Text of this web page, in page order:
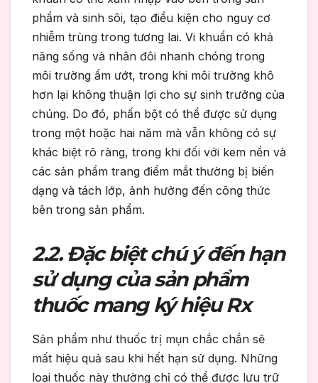
phẩm và sinh sôi, tạo điều kiện cho nguy cơ
nhiễm trùng trong tương lai. Vi khuẩn có khả
năng sống và nhân đôi nhanh chóng trong
môi trường ẩm ướt, trong khi môi trường khô
hơn lại không thuận lợi cho sự sinh trưởng của
chúng. Do đó, phấn bột có thể được sử dụng
trong một hoặc hai năm mà vẫn không có sự
khác biệt rõ ràng, trong khi đối với kem nền và
các sản phẩm trang điểm mắt thường bị biến
dạng và tách lớp, ảnh hưởng đến công thức
bên trong sản phẩm.
2.2. Đặc biệt chú ý đến hạn
sử dụng của sản phẩm
thuốc mang ký hiệu Rx
Sản phẩm như thuốc trị mụn chắc chắn sẽ
mất hiệu quả sau khi hết hạn sử dụng. Những
loại thuốc này thường chỉ có thể được lưu trữ